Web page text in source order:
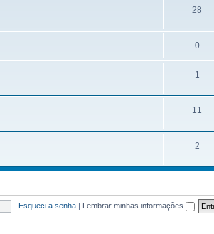
28
0
1
11
2
Esqueci a senha | Lembrar minhas informações